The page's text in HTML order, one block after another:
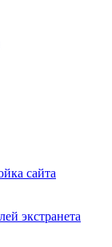
сайта
экстранета